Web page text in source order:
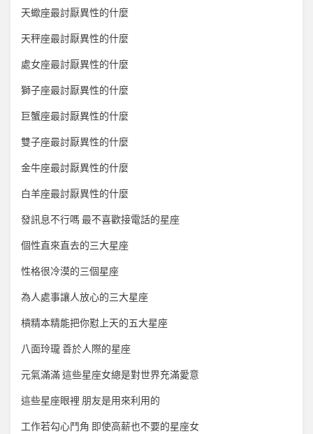
天蠍座最討厭異性的什麼
天秤座最討厭異性的什麼
處女座最討厭異性的什麼
獅子座最討厭異性的什麼
巨蟹座最討厭異性的什麼
雙子座最討厭異性的什麼
金牛座最討厭異性的什麼
白羊座最討厭異性的什麼
發訊息不行嗎 最不喜歡接電話的星座
個性直來直去的三大星座
性格很冷漠的三個星座
為人處事讓人放心的三大星座
槓精本精能把你懟上天的五大星座
八面玲瓏 善於人際的星座
元氣滿滿 這些星座女總是對世界充滿愛意
這些星座眼裡 朋友是用來利用的
工作若勾心鬥角 即使高薪也不要的星座女